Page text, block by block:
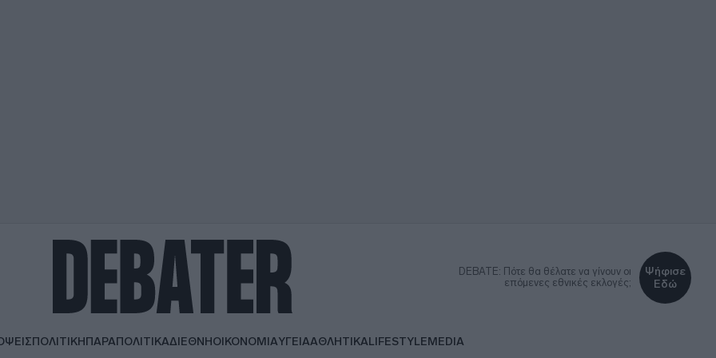
DEBATE: Πότε θα θέλατε να γίνουν οι
επόμενες εθνικές εκλογές;
Ψήφισε
Εδώ
ΠΟΛΙΤΙΚΗΠΑΡΑΠΟΛΙΤΙΚΑΔΙΕΘΝΗΟΙΚΟΝΟΜΙΑΥΓΕΙΑΑΘΛΗΤΙΚΑLIFESTYLEMEDIA